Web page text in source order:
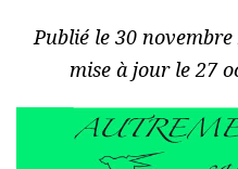
Publié le 30
mise à jour le 27